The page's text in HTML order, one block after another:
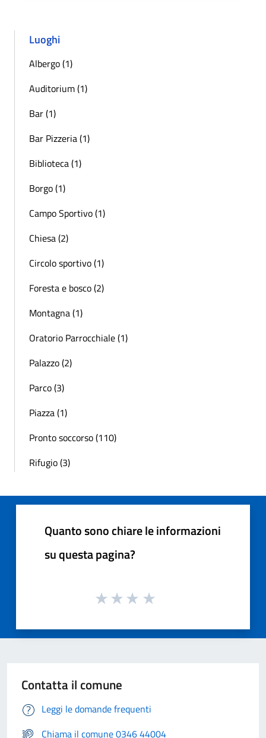
Luoghi
Albergo (1)
Auditorium (1)
Bar (1)
Bar Pizzeria (1)
Biblioteca (1)
Borgo (1)
Campo Sportivo (1)
Chiesa (2)
Circolo sportivo (1)
Foresta e bosco (2)
Montagna (1)
Oratorio Parrocchiale (1)
Palazzo (2)
Parco (3)
Piazza (1)
Pronto soccorso (110)
Rifugio (3)
Quanto sono chiare le informazioni
su questa pagina?
Contatta il comune
Leggi le domande frequenti
Chiama il comune 0346 44004